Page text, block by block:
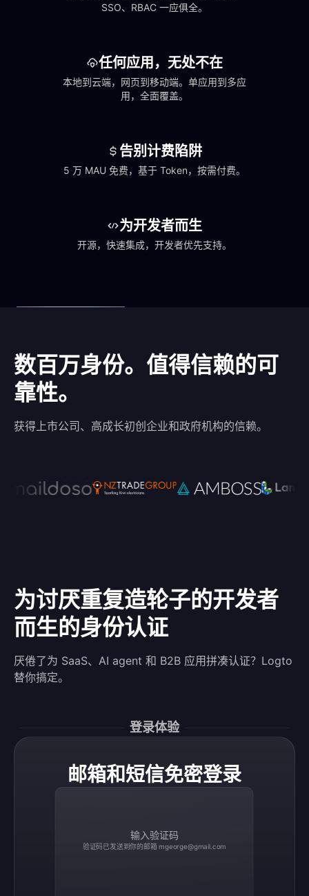
SSO、RBAC 一应俱全。
任何应用，无处不在
本地到云端，网页到移动端。单应用到多应
用，全面覆盖。
告别计费陷阱
5 万 MAU 免费，基于 Token，按需付费。
为开发者而生
开源，快速集成，开发者优先支持。
数百万身份。值得信赖的可
靠性。
获得上市公司、高成长初创企业和政府机构的信赖。
为讨厌重复造轮子的开发者
而生的身份认证
厌倦了为 SaaS、AI agent 和 B2B 应用拼凑认证？Logto
替你搞定。
登录体验
邮箱和短信免密登录
输入验证码
验证码已发送到你的邮箱mgeorge@gmail.com